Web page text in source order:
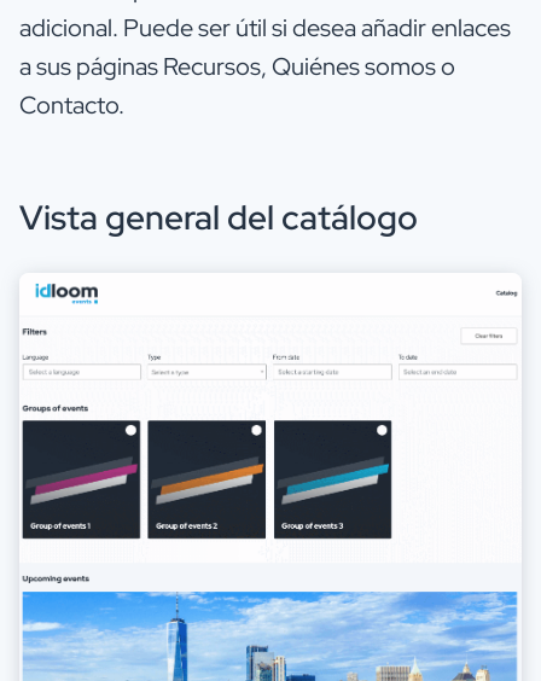
adicional. Puede ser útil si desea añadir enlaces
a sus páginas Recursos, Quiénes somos o
Contacto.
Vista general del catálogo